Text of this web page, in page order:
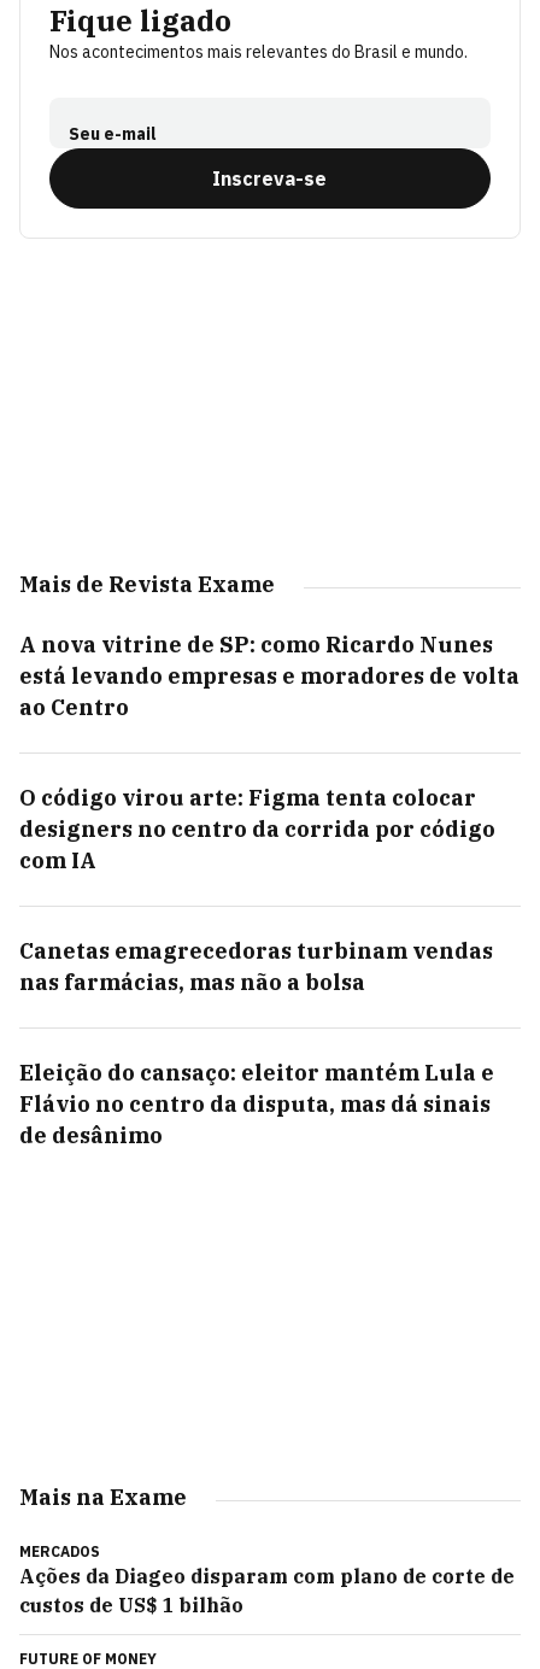
Fique ligado
Nos acontecimentos mais relevantes do Brasil e mundo.
Seu e-mail
Inscreva-se
Mais de Revista Exame
A nova vitrine de SP: como Ricardo Nunes
está levando empresas e moradores de volta
ao Centro
O código virou arte: Figma tenta colocar
designers no centro da corrida por código
com IA
Canetas emagrecedoras turbinam vendas
nas farmácias, mas não a bolsa
Eleição do cansaço: eleitor mantém Lula e
Flávio no centro da disputa, mas dá sinais
de desânimo
Mais na Exame
MERCADOS
Ações da Diageo disparam com plano de corte de
custos de US$ 1 bilhão
FUTURE OF MONEY